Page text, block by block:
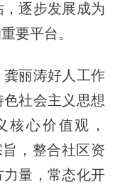
逐步发展成为
要平台。
龚丽涛好人工作
社会主义思想
核心价值观，
旨，整合社区资
量，常态化开